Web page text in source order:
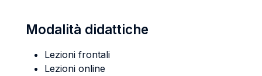
Modalità didattiche
Lezioni frontali
Lezioni online